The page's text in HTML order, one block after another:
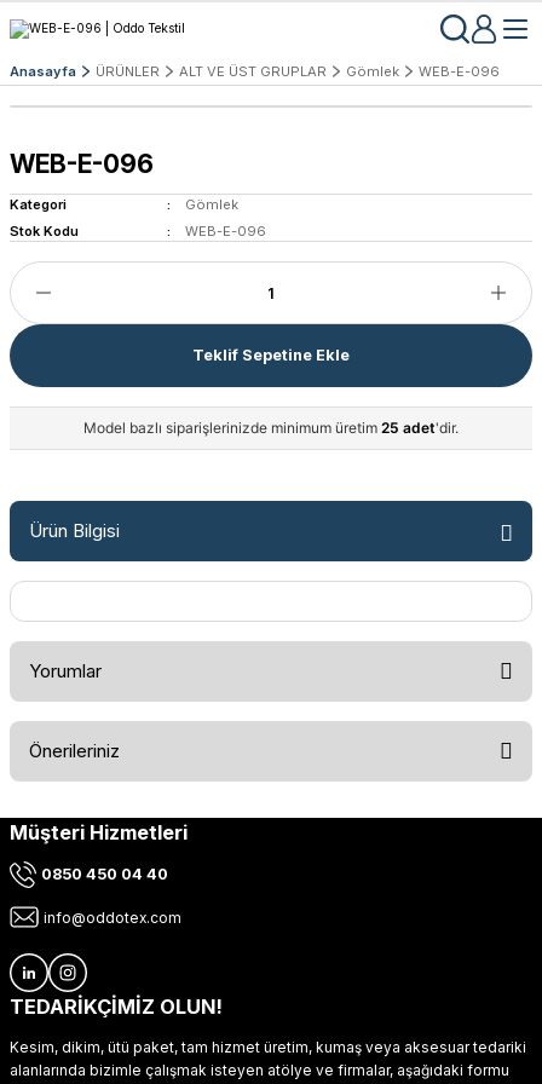
Anasayfa ÜRÜNLER ALT VE ÜST GRUPLAR Gömlek WEB-E-096
WEB-E-096
Kategori
Gömlek
Stok Kodu
WEB-E-096
Teklif Sepetine Ekle
Model bazlı siparişlerinizde minimum üretim 25 adet'dir.
Ürün Bilgisi
Yorumlar
Önerileriniz
Bu ürünün fiyat bilgisi, resim, ürün açıklamalarında ve diğer
kullanarak tarafımıza iletebilirsiniz.
Ürün resmi kalitesiz, bozuk veya görüntülenemiyor.
Ürün açıklamasında eksik bilgiler bulunuyor.
Ürün fiyatı diğer sitelerden daha pahalı.
Müşteri Hizmetleri
0850 450 04 40
info@oddotex.com
TEDARİKÇİMİZ OLUN!
Kesim, dikim, ütü paket, tam hizmet üretim, kumaş veya aksesuar tedariki
alanlarında bizimle çalışmak isteyen atölye ve firmalar, aşağıdaki formu